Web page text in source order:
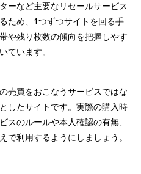
ーなど主要なリセールサービス
ため、1つずつサイトを回る手
や残り枚数の傾向を把握しやす
ています。
売買をおこなうサービスではな
したサイトです。実際の購入時
スのルールや本人確認の有無、
で利用するようにしましょう。